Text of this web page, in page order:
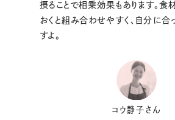
摂ることで相乗効果もあります。食
おくと組み合わせやすく、自分に
すよ。
コウ静子さん